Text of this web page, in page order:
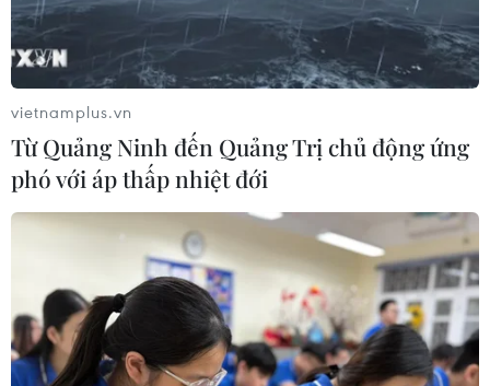
TIN CÙNG CHUYÊN MỤC
Cuộc tìm kiếm và vá lại những 'trái
Hà Nội cảnh báo về việc sử dụng tế
vietnamplus.vn
Từ Quảng Ninh đến Quảng Trị chủ động ứng
phó với áp thấp nhiệt đới